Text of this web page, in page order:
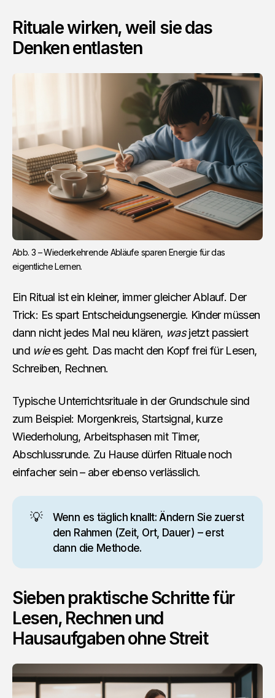
Rituale wirken, weil sie das
Denken entlasten
Abb. 3 – Wiederkehrende Abläufe sparen Energie für das
eigentliche Lernen.
Ein Ritual ist ein kleiner, immer gleicher Ablauf. Der
Trick: Es spart Entscheidungsenergie. Kinder müssen
dann nicht jedes Mal neu klären, wasjetzt passiert
und wiees geht. Das macht den Kopf frei für Lesen,
Schreiben, Rechnen.
Typische Unterrichtsrituale in der Grundschule sind
zum Beispiel: Morgenkreis, Startsignal, kurze
Wiederholung, Arbeitsphasen mit Timer,
Abschlussrunde. Zu Hause dürfen Rituale noch
einfacher sein – aber ebenso verlässlich.
💡
Wenn es täglich knallt: Ändern Sie zuerst
den Rahmen (Zeit, Ort, Dauer) – erst
dann die Methode.
Sieben praktische Schritte für
Lesen, Rechnen und
Hausaufgaben ohne Streit